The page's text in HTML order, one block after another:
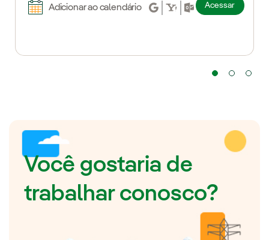
Adicionar ao calendário Acessar
Você gostaria de
trabalhar conosco?